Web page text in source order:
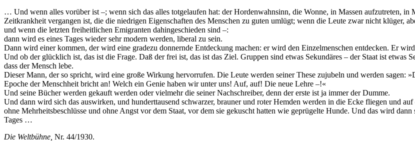
… Und wenn alles vorüber ist –; wenn sich das alles totgelaufen hat: der Hordenwahnsinn, die Wonne, in Massen aufzutreten, in
Zeitkrankheit vergangen ist, die die niedrigen Eigenschaften des Menschen zu guten umlügt; wenn die Leute zwar nicht klüger,
und wenn die letzten freiheitlichen Emigranten dahingeschieden sind –:
dann wird es eines Tages wieder sehr modern werden, liberal zu sein.
Dann wird einer kommen, der wird eine gradezu donnernde Entdeckung machen: er wird den Einzelmenschen entdecken. Er
Und ob der glücklich ist, das ist die Frage. Daß der frei ist, das ist das Ziel. Gruppen sind etwas Sekundäres – der Staat ist etwas
dass der Mensch lebe.
Dieser Mann, der so spricht, wird eine große Wirkung hervorrufen. Die Leute werden seiner These zujubeln und werden sagen:
Epoche der Menschheit bricht an! Welch ein Genie haben wir unter uns! Auf, auf! Die neue Lehre –!«
Und seine Bücher werden gekauft werden oder vielmehr die seiner Nachschreiber, denn der erste ist ja immer der Dumme.
Und dann wird sich das auswirken, und hunderttausend schwarzer, brauner und roter Hemden werden in die Ecke fliegen und
ohne Mehrheitsbeschlüsse und ohne Angst vor dem Staat, vor dem sie gekuscht hatten wie geprügelte Hunde. Und das wird dann
Tages …
Die Weltbühne, Nr. 44/1930.